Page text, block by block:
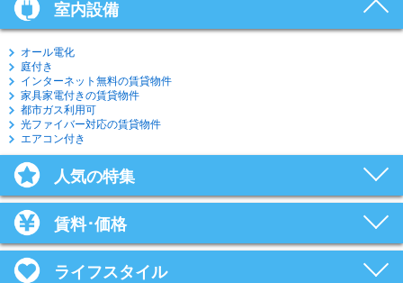
室内設備
オール電化
庭付き
インターネット無料の賃貸物件
家具家電付きの賃貸物件
都市ガス利用可
光ファイバー対応の賃貸物件
エアコン付き
人気の特集
賃料･価格
ライフスタイル